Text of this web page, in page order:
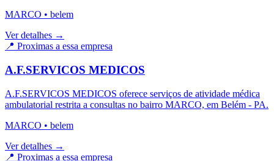
MARCO • belem
Ver detalhes →
📍 Proximas a essa empresa
A.F.SERVICOS MEDICOS
A.F.SERVICOS MEDICOS oferece serviços de atividade médica
ambulatorial restrita a consultas no bairro MARCO, em Belém - PA.
MARCO • belem
Ver detalhes →
📍 Proximas a essa empresa